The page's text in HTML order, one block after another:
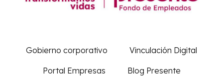
Gobierno corporativo Vinculación Digital
Portal Empresas Blog Presente